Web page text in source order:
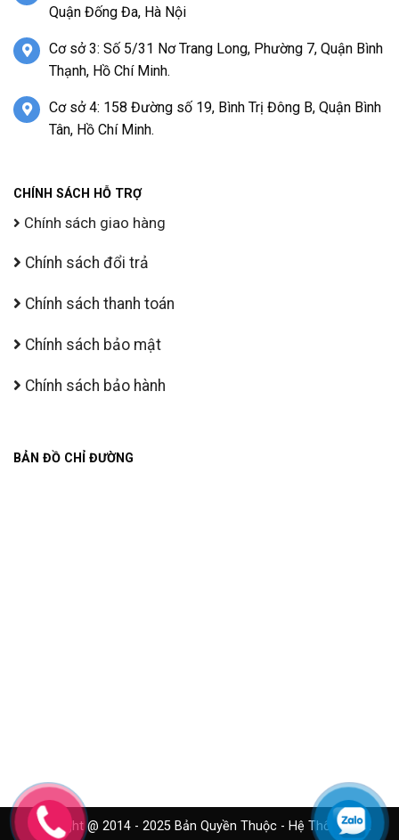
Quận Đống Đa, Hà Nội
Cơ sở 3: Số 5/31 Nơ Trang Long, Phường 7, Quận Bình
Thạnh, Hồ Chí Minh.
Cơ sở 4: 158 Đường số 19, Bình Trị Đông B, Quận Bình
Tân, Hồ Chí Minh.
CHÍNH SÁCH HỖ TRỢ
Chính sách giao hàng
Chính sách đổi trả
Chính sách thanh toán
Chính sách bảo mật
Chính sách bảo hành
BẢN ĐỒ CHỈ ĐƯỜNG
Copyright @ 2014 - 2025 Bản Quyền Thuộc - Hệ Thống Cửa